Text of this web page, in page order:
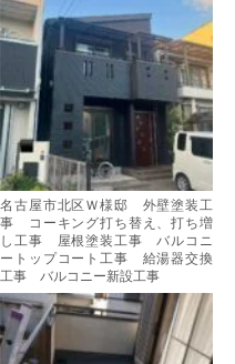
名古屋市北区Ｗ様邸 外壁塗装工
事 コーキング打ち替え、打ち増
し工事 屋根塗装工事 バルコニ
ートップコート工事 給湯器交換
工事 バルコニー新設工事